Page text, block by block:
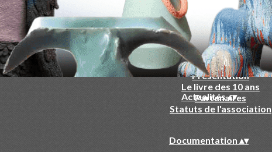
-▴▾
Qui sommes nous ?▴▾
Présentation
Le livre des 10 ans
Partenaires
Statuts de l'association
Actualités▴▾
Documentation ▴▾